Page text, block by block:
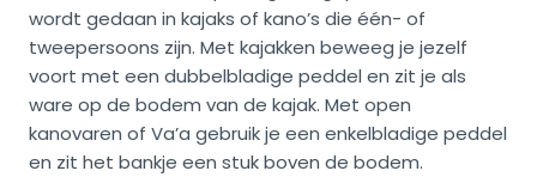
wordt gedaan in kajaks of kano’s die één- of
tweepersoons zijn. Met kajakken beweeg je jezelf
voort met een dubbelbladige peddel en zit je als
ware op de bodem van de kajak. Met open
kanovaren of Va’a gebruik je een enkelbladige peddel
en zit het bankje een stuk boven de bodem.